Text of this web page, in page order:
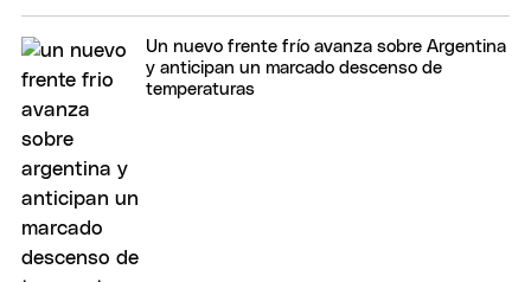
Un nuevo frente frío avanza sobre Argentina
y anticipan un marcado descenso de
temperaturas